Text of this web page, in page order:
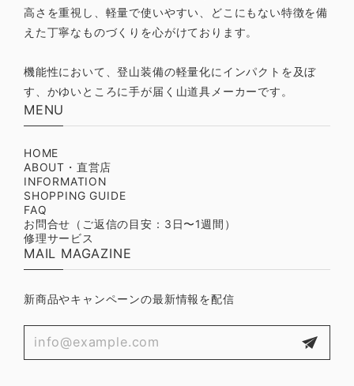
高さを重視し、軽量で使いやすい、どこにもない特徴を備
えた丁寧なものづくりを心がけております。
機能性において、登山装備の軽量化にインパクトを及ぼ
す、かゆいところに手が届く山道具メーカーです。
MENU
HOME
ABOUT・直営店
INFORMATION
SHOPPING GUIDE
FAQ
お問合せ（ご返信の目安：3日〜1週間）
修理サービス
MAIL MAGAZINE
新商品やキャンペーンの最新情報を配信